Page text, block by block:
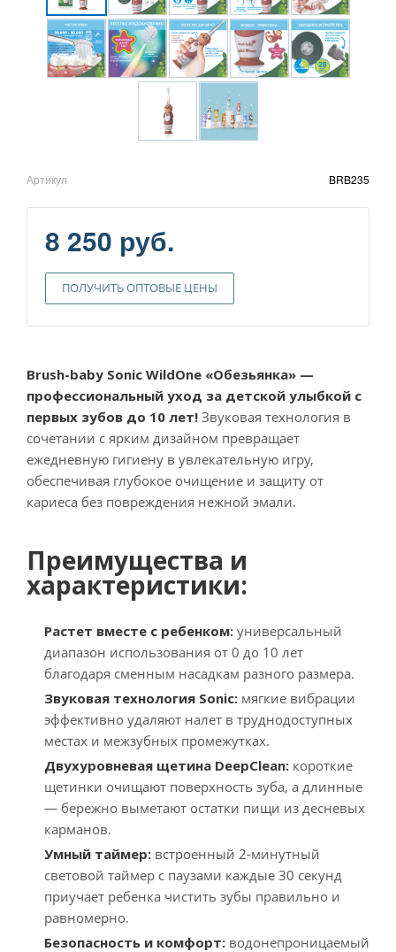
Артикул BRB235
8 250 руб.
ПОЛУЧИТЬ ОПТОВЫЕ ЦЕНЫ
Brush-baby Sonic WildOne «Обезьянка» —
профессиональный уход за детской улыбкой с
первых зубов до 10 лет! Звуковая технология в
сочетании с ярким дизайном превращает
ежедневную гигиену в увлекательную игру,
обеспечивая глубокое очищение и защиту от
кариеса без повреждения нежной эмали.
Преимущества и
характеристики:
Растет вместе с ребенком: универсальный
диапазон использования от 0 до 10 лет
благодаря сменным насадкам разного размера.
Звуковая технология Sonic: мягкие вибрации
эффективно удаляют налет в труднодоступных
местах и межзубных промежутках.
Двухуровневая щетина DeepClean: короткие
щетинки очищают поверхность зуба, а длинные
— бережно выметают остатки пищи из десневых
карманов.
Умный таймер: встроенный 2-минутный
световой таймер с паузами каждые 30 секунд
приучает ребенка чистить зубы правильно и
равномерно.
Безопасность и комфорт: водонепроницаемый